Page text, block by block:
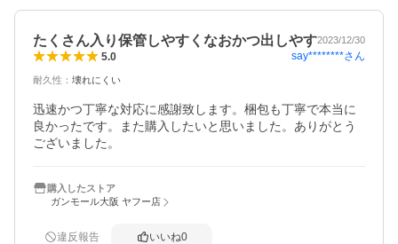
たくさん入り保管しやすくなおかつ出しやす2023/12/30
5.0 say********さん
耐久性 ： 壊れにくい
迅速かつ丁寧な対応に感謝致します。梱包も丁寧で本当に
良かったです。また購入したいと思いました。ありがとう
ございました。
購入したストア
ガンモール大阪 ヤフー店
違反報告 いいね0